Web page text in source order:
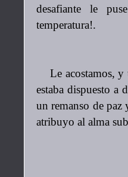
desafiante le
temperatura!.
Le acostamos, y
estaba dispuesto a
un remanso de paz
atribuyo al alma